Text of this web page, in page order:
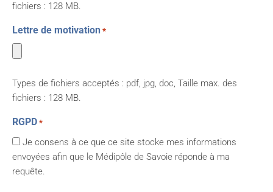
fichiers : 128 MB.
Lettre de motivation *
Types de fichiers acceptés : pdf, jpg, doc, Taille max. des
fichiers : 128 MB.
RGPD *
Je consens à ce que ce site stocke mes informations
envoyées afin que le Médipôle de Savoie réponde à ma
requête.